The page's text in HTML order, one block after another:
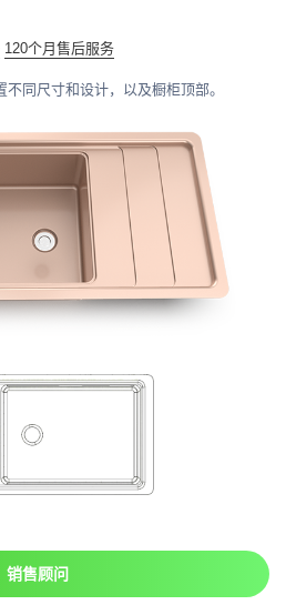
120个月售后服务
同尺寸和设计，以及橱柜顶部。
销售顾问